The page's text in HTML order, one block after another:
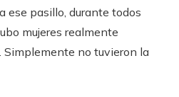
ese pasillo, durante todos
mujeres realmente
Simplemente no tuvieron la